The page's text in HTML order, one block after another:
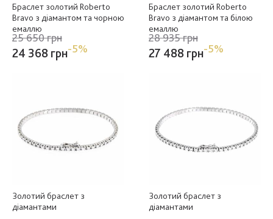
Браслет золотий Roberto
Bravo з діамантом та чорною
емаллю
25 650 грн
24 368 грн-5%
Браслет золотий Roberto
Bravo з діамантом та білою
емаллю
28 935 грн
27 488 грн-5%
Золотий браслет з
діамантами
Золотий браслет з
діамантами